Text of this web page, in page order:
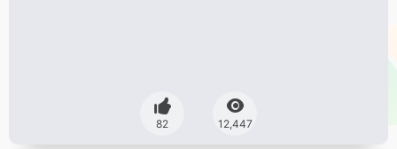
82 12,447